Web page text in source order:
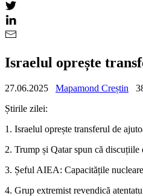
Israelul oprește
27.06.2025 Mapamond Creștin
Știrile zilei:
1. Israelul oprește transferul de
2. Trump și Qatar spun că discuțiile
3. Șeful AIEA: Capacitățile
4. Grup extremist revendică